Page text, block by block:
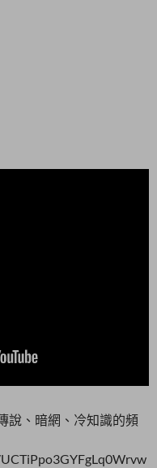
說、暗網、冷知識的頻